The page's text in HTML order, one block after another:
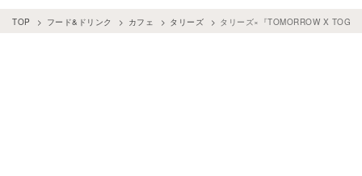
TOP フード&ドリンク カフェ タリーズ タリーズ×『TOMORROW X